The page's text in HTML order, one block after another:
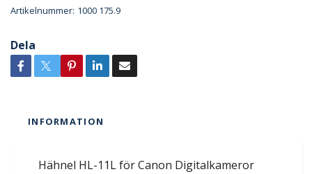
Artikelnummer: 1000 175.9
Dela
INFORMATION
Hähnel HL-11L för Canon Digitalkameror